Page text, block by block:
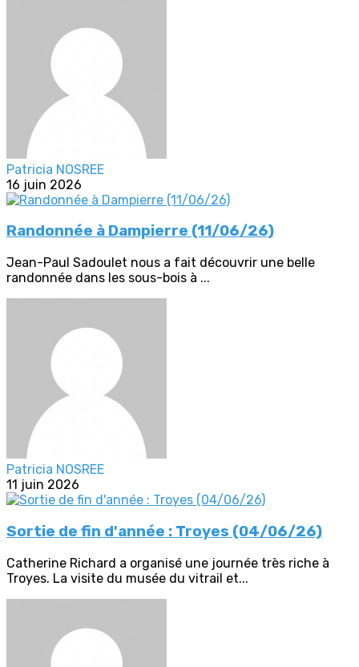
Patricia NOSREE
16 juin 2026
Randonnée à Dampierre (11/06/26)
Jean-Paul Sadoulet nous a fait découvrir une belle
randonnée dans les sous-bois à ...
Patricia NOSREE
11 juin 2026
Sortie de fin d'année : Troyes (04/06/26)
Catherine Richard a organisé une journée très riche à
Troyes. La visite du musée du vitrail et...